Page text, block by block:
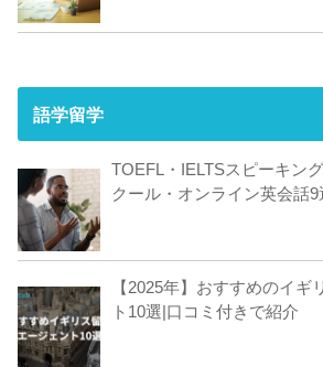
語学留学
TOEFL・IELTSスピーキン
クール・オンライン英会話9
【2025年】おすすめのイギ
ト10選|口コミ付きで紹介